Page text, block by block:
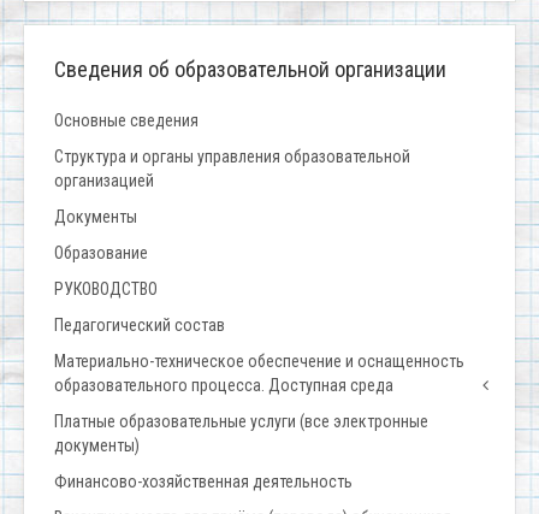
Сведения об образовательной организации
Основные сведения
Структура и органы управления образовательной
организацией
Документы
Образование
РУКОВОДСТВО
Педагогический состав
Материально-техническое обеспечение и оснащенность
образовательного процесса. Доступная среда
Платные образовательные услуги (все электронные
документы)
Финансово-хозяйственная деятельность